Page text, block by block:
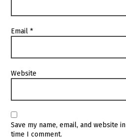
Email*
Website
Save my name, email, and website
time I comment.